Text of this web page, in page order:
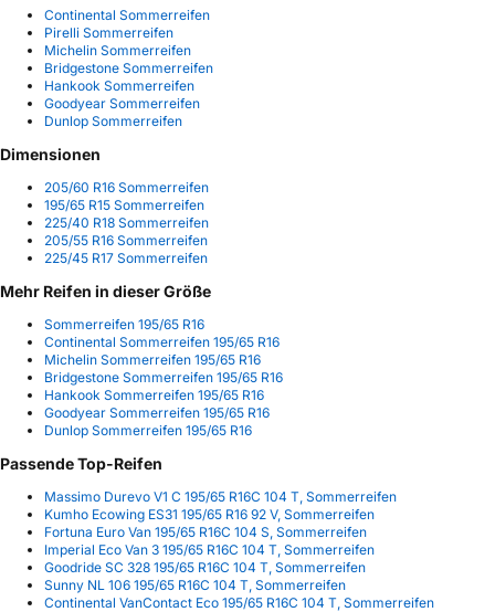
Continental Sommerreifen
Pirelli Sommerreifen
Michelin Sommerreifen
Bridgestone Sommerreifen
Hankook Sommerreifen
Goodyear Sommerreifen
Dunlop Sommerreifen
Dimensionen
205/60 R16 Sommerreifen
195/65 R15 Sommerreifen
225/40 R18 Sommerreifen
205/55 R16 Sommerreifen
225/45 R17 Sommerreifen
Mehr Reifen in dieser Größe
Sommerreifen 195/65 R16
Continental Sommerreifen 195/65 R16
Michelin Sommerreifen 195/65 R16
Bridgestone Sommerreifen 195/65 R16
Hankook Sommerreifen 195/65 R16
Goodyear Sommerreifen 195/65 R16
Dunlop Sommerreifen 195/65 R16
Passende Top-Reifen
Massimo Durevo V1 C 195/65 R16C 104 T, Sommerreifen
Kumho Ecowing ES31 195/65 R16 92 V, Sommerreifen
Fortuna Euro Van 195/65 R16C 104 S, Sommerreifen
Imperial Eco Van 3 195/65 R16C 104 T, Sommerreifen
Goodride SC 328 195/65 R16C 104 T, Sommerreifen
Sunny NL 106 195/65 R16C 104 T, Sommerreifen
Continental VanContact Eco 195/65 R16C 104 T, Sommerreifen